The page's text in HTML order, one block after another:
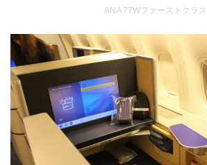
ANA 77Wファーストクラス